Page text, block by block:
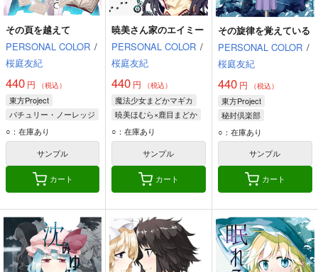
その頁を越えて
PERSONAL COLOR /
桜庭友紀
440 円 （税込）
東方Project
パチュリー・ノーレッジ
アリス・マーガトロイド
霧雨魔理沙
○：在庫あり
サンプル
カート
暁美さん家のエイミー
PERSONAL COLOR /
桜庭友紀
440 円 （税込）
魔法少女まどかマギカ
暁美ほむら×鹿目まどか
鹿目まどか
暁美ほむら
エイミー
○：在庫あり
サンプル
カート
その旋律を覚えている
PERSONAL COLOR /
桜庭友紀
440円 （税込）
東方Project
秘封倶楽部
宇佐見蓮子
マエリベリー・ハーン
○：在庫あり
サンプル
カート